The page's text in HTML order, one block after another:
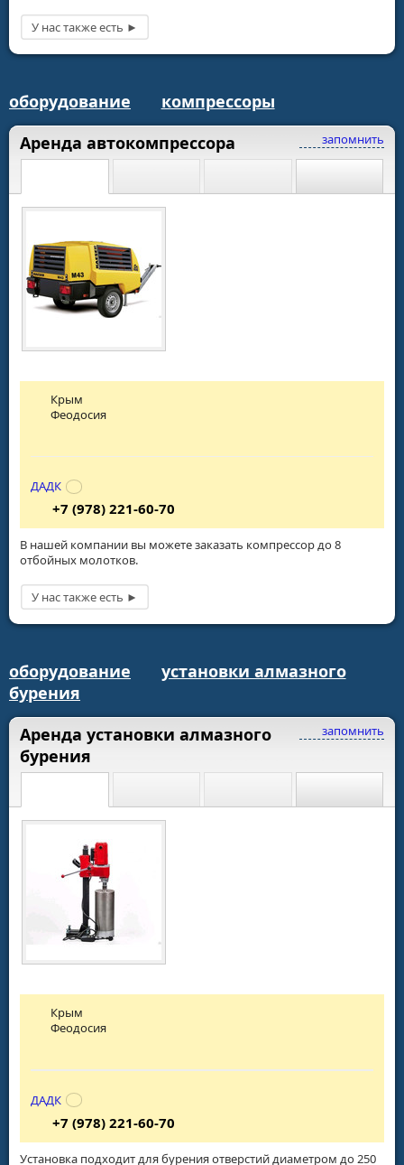
оборудование компрессоры
запомнить
Аренда автокомпрессора
В нашей компании вы можете заказать компрессор до 8
отбойных молотков.
Крым
Феодосия
ДАДК
+7 (978) 221-60-70
оборудование
установки алмазного
бурения
запомнить
Аренда установки алмазного
бурения
Установка подходит для бурения отверстий диаметром до 250
Крым
Феодосия
ДАДК
+7 (978) 221-60-70